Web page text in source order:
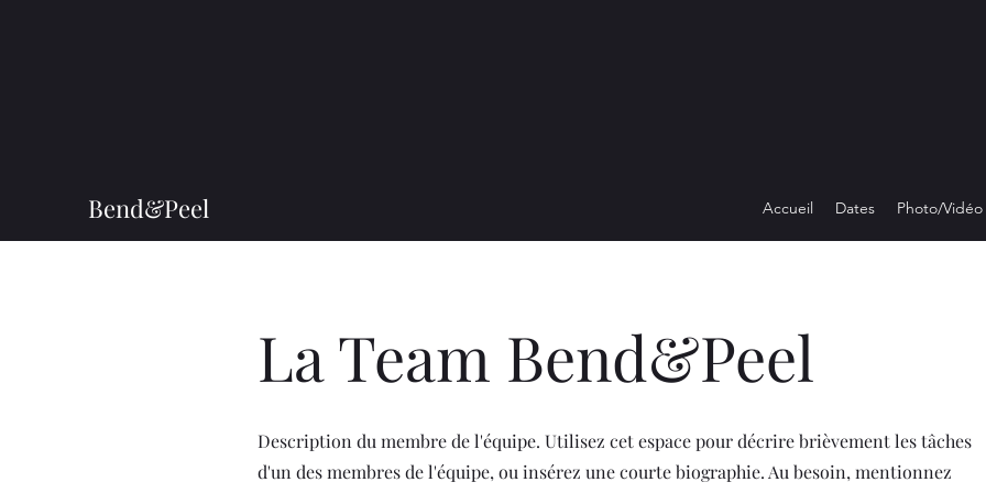
Bend&Peel Accueil Dates Photo/Vidéo
La Team Bend&Peel
Description du membre de l'équipe. Utilisez cet espace pour décrire brièvement les tâches
d'un des membres de l'équipe, ou insérez une courte biographie. Au besoin, mentionnez